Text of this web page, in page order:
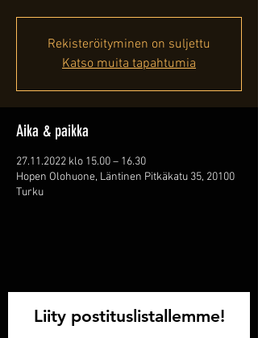
Rekisteröityminen on suljettu
Katso muita tapahtumia
Aika & paikka
27.11.2022 klo 15.00 – 16.30
Hopen Olohuone, Läntinen Pitkäkatu 35, 20100
Turku
Liity postituslistallemme!